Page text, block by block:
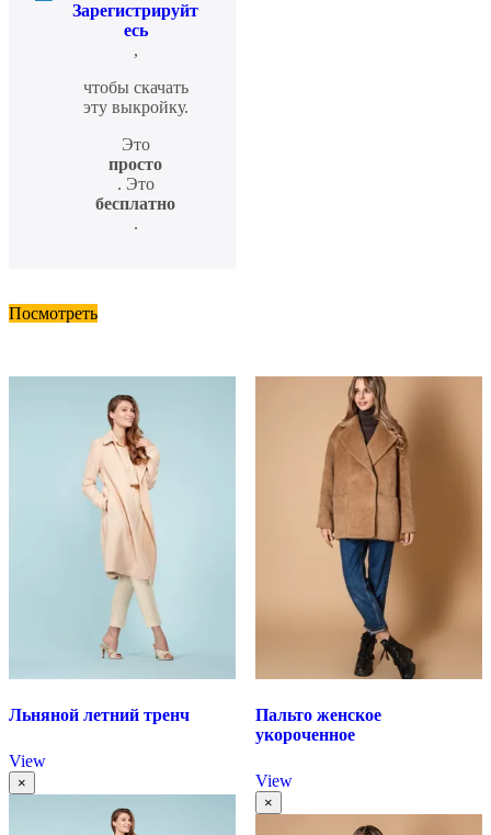
Зарегистрируйт
есь
,
чтобы скачать
эту выкройку.
Это
просто
. Это
бесплатно
.
Посмотреть
Льняной летний тренч
View
×
Пальто женское
укороченное
View
×